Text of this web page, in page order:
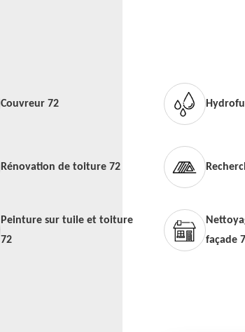
Couvreur 72
Rénovation de toiture 72
Peinture sur tuile et toiture
72
façade